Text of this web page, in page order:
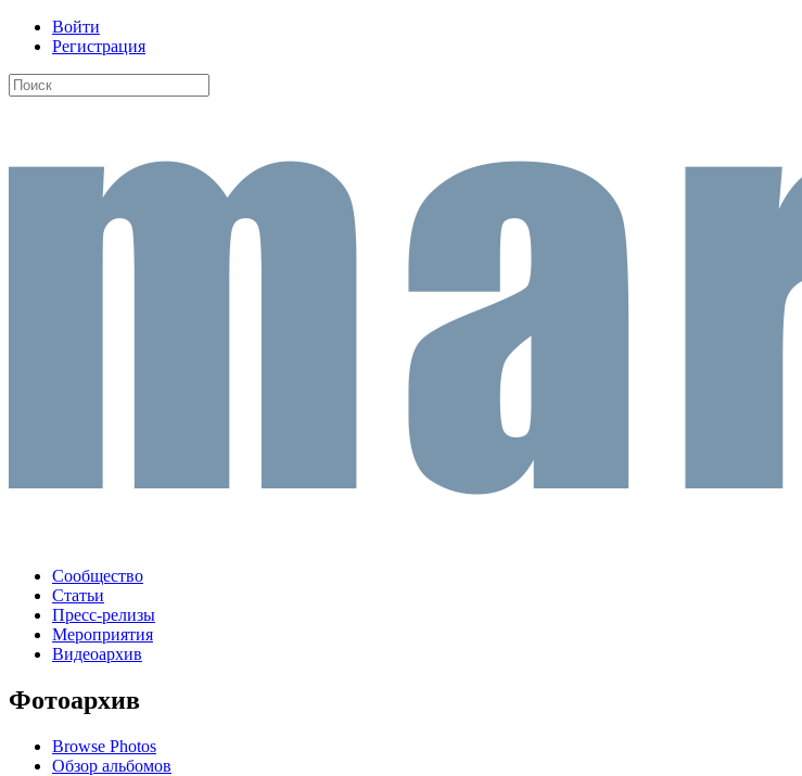
Войти
Регистрация
Сообщество
Статьи
Пресс-релизы
Мероприятия
Видеоархив
Фотоархив
Browse Photos
Обзор альбомов